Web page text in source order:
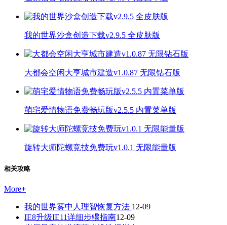
我的世界沙盒创造下载v2.9.5 全皮肤版
大都会空闲大亨城市建造v1.0.87 无限钻石版
萌宅爱情物语免费畅玩版v2.5.5 内置菜单版
旋转大师陀螺竞技免费玩v1.0.1 无限能量版
相关攻略
More+
我的世界雾中人理智恢复方法 12-09
IE8升级IE11详细步骤指南12-09